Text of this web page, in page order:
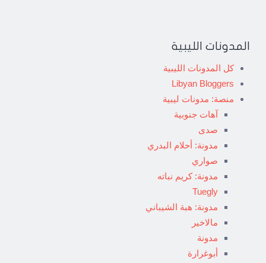
المدونات الليبية
كل المدونات الليبية
Libyan Bloggers
منصة: مدونات ليبية
آهات جنوبية
صدى
مدونة: أحلام البدري
صواري
مدونة: كريم نباته
Tuegly
مدونة: هبة الشيباني
مالاخير
مدونة
أبوغرارة